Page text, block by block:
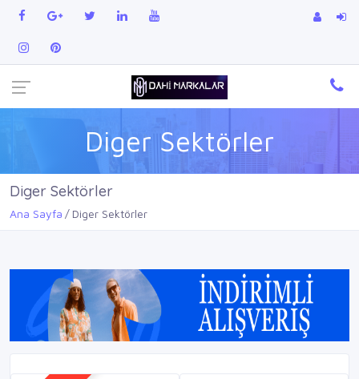
Diger Sektörler
Diger Sektörler
Ana Sayfa Diger Sektörler